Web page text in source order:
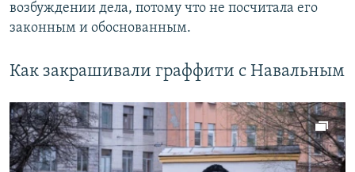
возбуждении дела, потому что не посчитала его
законным и обоснованным.
Как закрашивали граффити с Навальным